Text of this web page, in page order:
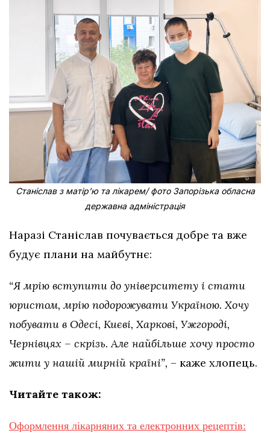
Станіслав з матірʼю та лікарем/ фото Запорізька обласна
державна адміністрація
Наразі Станіслав почувається добре та вже
будує плани на майбутнє:
“Я мрію вступити до університету і стати
юристом, мрію подорожувати Україною. Хочу
побувати в Одесі, Києві, Харкові, Ужгороді,
Чернівцях – скрізь. Але найбільше хочу просто
жити у нашій мирній країні”, – каже хлопець.
Читайте також:
Оформлення лікарняних та електронних рецептів: